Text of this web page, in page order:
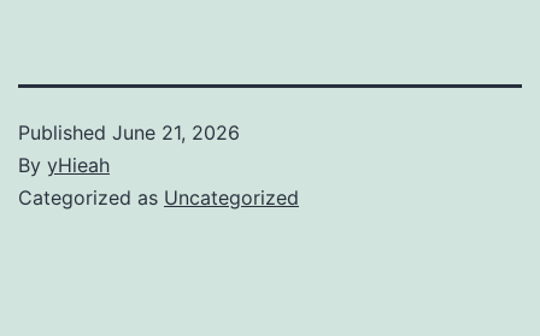
Published June 21, 2026
By yHieah
Categorized as Uncategorized